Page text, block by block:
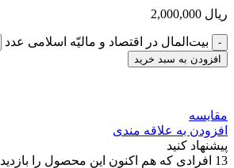
ریال
بیت‌المال در اقتصاد و مالیّه اسلامی عدد
افزودن به سبد خرید
مقایسه
افزودن به علاقه مندی
پیشنهاد کنید
13 افرادی که هم اکنون این محصول را